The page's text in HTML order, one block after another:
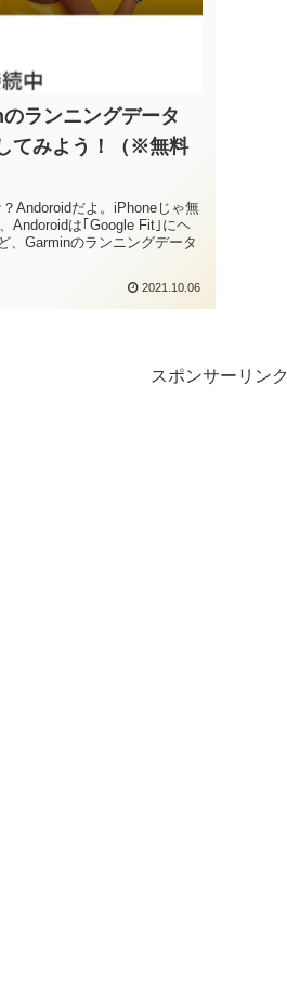
ランニングデータ
てみよう！（※無料
Andoroidだよ。iPhoneじゃ無
Andoroidは｢Google Fit｣にヘ
、Garminのランニングデータ
2021.10.06
スポンサーリンク